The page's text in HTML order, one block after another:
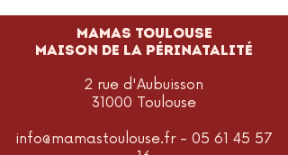
MAMAS TOULOUSE
Maison de la périnatalité
2 rue d'Aubuisson
31000 Toulouse
info@mamastoulouse.fr- 05 61 45 57